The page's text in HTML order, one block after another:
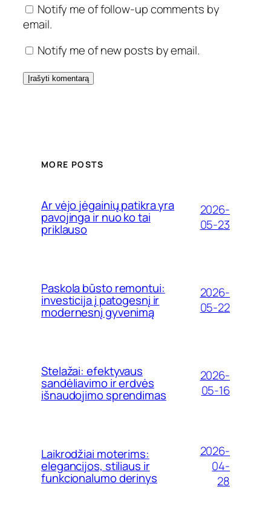
Notify me of follow-up comments by
email.
Notify me of new posts by email.
MORE POSTS
Ar vėjo jėgainių patikra yra
pavojinga ir nuo ko tai
priklauso
2026-
05-23
Paskola būsto remontui:
investicija į patogesnį ir
modernesnį gyvenimą
2026-
05-22
Stelažai: efektyvaus
sandėliavimo ir erdvės
išnaudojimo sprendimas
2026-
05-16
Laikrodžiai moterims:
elegancijos, stiliaus ir
funkcionalumo derinys
2026-
04-
28